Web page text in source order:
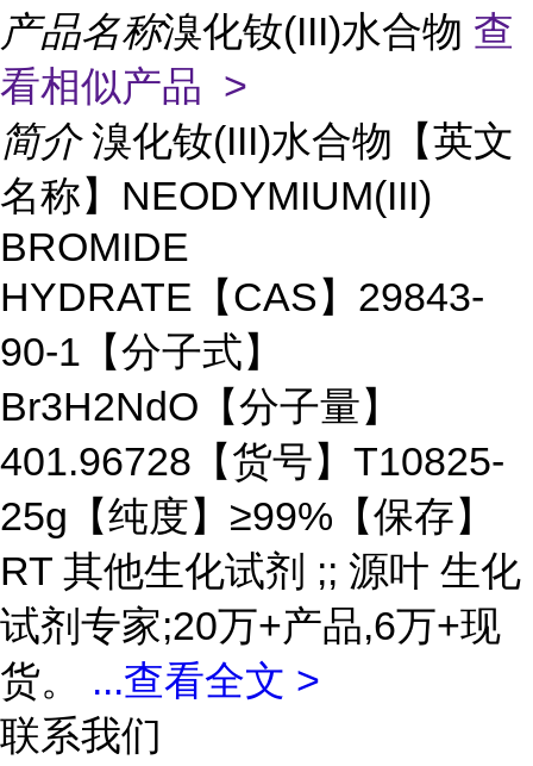
产品名称溴化钕(III)水合物 查
看相似产品 >
简介 溴化钕(III)水合物【英文
名称】NEODYMIUM(III)
BROMIDE
HYDRATE【CAS】29843-
90-1【分子式】
Br3H2NdO【分子量】
401.96728【货号】T10825-
25g【纯度】≥99%【保存】
RT 其他生化试剂 ;; 源叶 生化
试剂专家;20万+产品,6万+现
货。 ...查看全文 >
联系我们